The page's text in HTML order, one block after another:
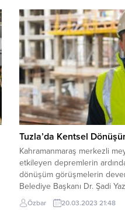
1922’de Gazi Mustafa
Başkumandanlık Meydan...
Tuzla’da Kentsel
Kahramanmaraş merkezli
etkileyen depremlerin
dönüşüm görüşmelerin
Belediye Başkanı Dr. Şadi
vatandaşların kentsel
Özbar 20.03.2023 21:48